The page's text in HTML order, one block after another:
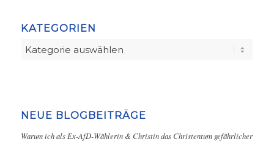
KATEGORIEN
Kategorien
NEUE BLOGBEITRÄGE
Warum ich als Ex-AfD-Wählerin & Christin das Christentum gefährlicher